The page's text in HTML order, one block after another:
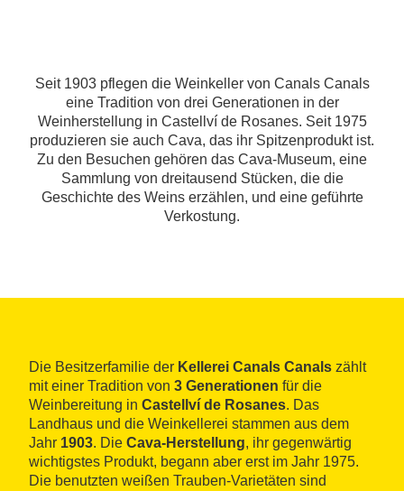
Seit 1903 pflegen die Weinkeller von Canals Canals
eine Tradition von drei Generationen in der
Weinherstellung in Castellví de Rosanes. Seit 1975
produzieren sie auch Cava, das ihr Spitzenprodukt ist.
Zu den Besuchen gehören das Cava-Museum, eine
Sammlung von dreitausend Stücken, die die
Geschichte des Weins erzählen, und eine geführte
Verkostung.
Die Besitzerfamilie der Kellerei Canals Canals zählt
mit einer Tradition von 3 Generationen für die
Weinbereitung in Castellví de Rosanes. Das
Landhaus und die Weinkellerei stammen aus dem
Jahr 1903. Die Cava-Herstellung, ihr gegenwärtig
wichtigstes Produkt, begann aber erst im Jahr 1975.
Die benutzten weißen Trauben-Varietäten sind